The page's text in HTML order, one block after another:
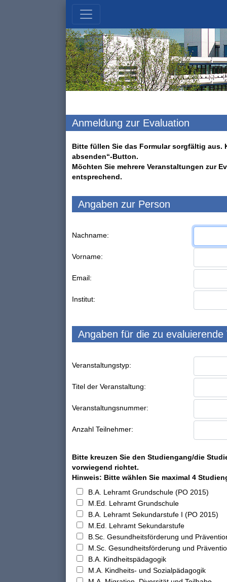
Anmeldung zur Evaluation
Bitte füllen Sie das Formular sorgfältig aus.
absenden“-Button.
Möchten Sie mehrere Veranstaltungen zur
entsprechend.
Angaben zur Person
Nachname:
Vorname:
Email:
Institut:
Angaben für die zu evaluierende
Veranstaltungstyp:
Titel der Veranstaltung:
Veranstaltungsnummer:
Anzahl Teilnehmer:
Bitte kreuzen Sie den Studiengang/die
vorwiegend richtet.
Hinweis: Bitte wählen Sie maximal 4
B.A. Lehramt Grundschule (PO 2015)
M.Ed. Lehramt Grundschule
B.A. Lehramt Sekundarstufe I (PO 2015)
M.Ed. Lehramt Sekundarstufe
B.Sc. Gesundheitsförderung und
M.Sc. Gesundheitsförderung und
B.A. Kindheitspädagogik
M.A. Kindheits- und Sozialpädagogik